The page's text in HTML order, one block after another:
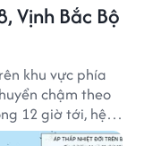
Vịnh Bắc Bộ
khu vực phía
chậm theo
12 giờ tới, hệ
thấp.